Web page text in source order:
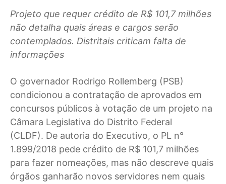
Projeto que requer crédito de R$ 101,7 milhões
não detalha quais áreas e cargos serão
contemplados. Distritais criticam falta de
informações
O governador Rodrigo Rollemberg (PSB)
condicionou a contratação de aprovados em
concursos públicos à votação de um projeto na
Câmara Legislativa do Distrito Federal
(CLDF). De autoria do Executivo, o PL n°
1.899/2018 pede crédito de R$ 101,7 milhões
para fazer nomeações, mas não descreve quais
órgãos ganharão novos servidores nem quais